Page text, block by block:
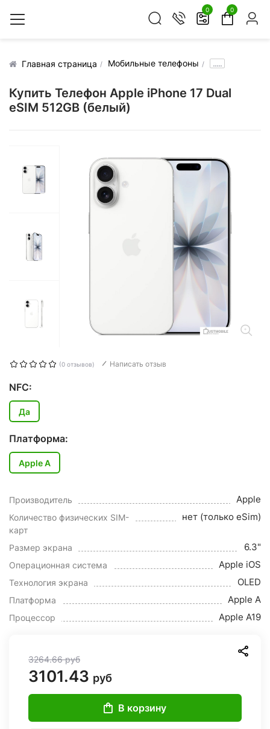
0 0
Главная страница Мобильные телефоны .....
Купить Телефон Apple iPhone 17 Dual
eSIM 512GB (белый)
(0 отзывов) Написать отзыв
NFC:
Да
Платформа:
Apple A
Производитель Apple
Количество физических SIM-
карт
нет (только eSim)
Размер экрана 6.3"
Операционная система Apple iOS
Технология экрана OLED
Платформа Apple A
Процессор Apple A19
3264.66руб
3101.43 руб
В корзину